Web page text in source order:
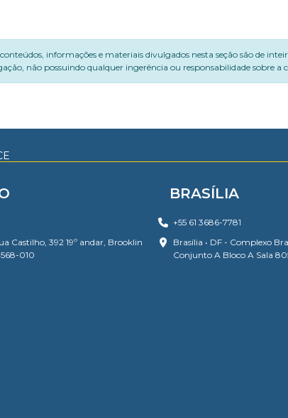
informações e materiais divulgados nesta seção são de
não possuindo qualquer ingerência ou responsabilidade sobre
Castilho, 392 19º andar, Brooklin
010
BRASÍLIA
+55 61 3686-7781
Brasília • DF - Complexo
Conjunto A Bloco A Sala